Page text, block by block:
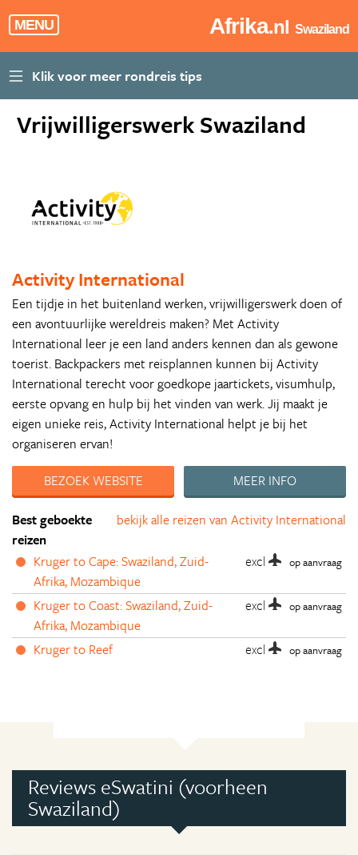
MENU Afrika.nl Swaziland
Vrijwilligerswerk Swaziland
Activity International
Een tijdje in het buitenland werken, vrijwilligerswerk doen of
een avontuurlijke wereldreis maken? Met Activity
International leer je een land anders kennen dan als gewone
toerist. Backpackers met reisplannen kunnen bij Activity
International terecht voor goedkope jaartickets, visumhulp,
eerste opvang en hulp bij het vinden van werk. Jij maakt je
eigen unieke reis, Activity International helpt je bij het
organiseren ervan!
BEZOEK WEBSITE
MEER INFO
bekijk alle reizen van Activity International
Best geboekte
reizen
Kruger to Cape: Swaziland, Zuid-
Afrika, Mozambique
excl op aanvraag
Kruger to Coast: Swaziland, Zuid-
Afrika, Mozambique
excl op aanvraag
Kruger to Reef excl op aanvraag
Reviews eSwatini (voorheen
Swaziland)